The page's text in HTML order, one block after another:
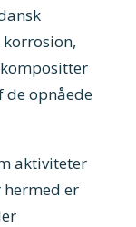
de opnåede
aktiviteter
er